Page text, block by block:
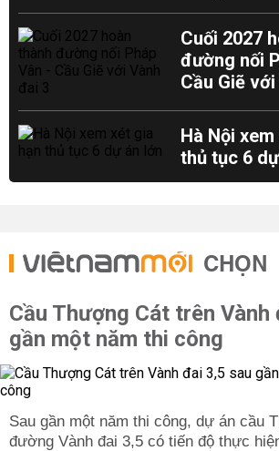
Cuối 2027
đường nối
Cầu Giẽ
Hà Nội
thủ tục 6
CHỌN
Cầu Thượng Cát trên Vành
gần một năm thi công
Sau gần một năm thi công, dự án cầu
đường Vành đai 3,5 có tiến độ thực